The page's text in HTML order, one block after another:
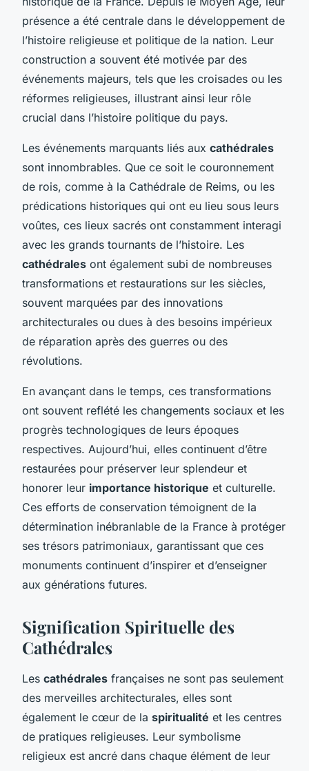
présence a été centrale dans le développement de
l’histoire religieuse et politique de la nation. Leur
construction a souvent été motivée par des
événements majeurs, tels que les croisades ou les
réformes religieuses, illustrant ainsi leur rôle
crucial dans l’histoire politique du pays.
Les événements marquants liés aux cathédrales
sont innombrables. Que ce soit le couronnement
de rois, comme à la Cathédrale de Reims, ou les
prédications historiques qui ont eu lieu sous leurs
voûtes, ces lieux sacrés ont constamment interagi
avec les grands tournants de l’histoire. Les
cathédrales ont également subi de nombreuses
transformations et restaurations sur les siècles,
souvent marquées par des innovations
architecturales ou dues à des besoins impérieux
de réparation après des guerres ou des
révolutions.
En avançant dans le temps, ces transformations
ont souvent reflété les changements sociaux et les
progrès technologiques de leurs époques
respectives. Aujourd’hui, elles continuent d’être
restaurées pour préserver leur splendeur et
honorer leur importance historique et culturelle.
Ces efforts de conservation témoignent de la
détermination inébranlable de la France à protéger
ses trésors patrimoniaux, garantissant que ces
monuments continuent d’inspirer et d’enseigner
aux générations futures.
Signification Spirituelle des
Cathédrales
Les cathédrales françaises ne sont pas seulement
des merveilles architecturales, elles sont
également le cœur de la spiritualité et les centres
de pratiques religieuses. Leur symbolisme
religieux est ancré dans chaque élément de leur